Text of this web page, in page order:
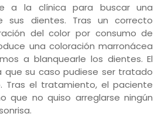
a la clínica para buscar una
sus dientes. Tras un correcto
del color por consumo de
una coloración marronácea
a blanquearle los dientes. El
que su caso pudiese ser tratado
Tras el tratamiento, el paciente
que no quiso arreglarse ningún